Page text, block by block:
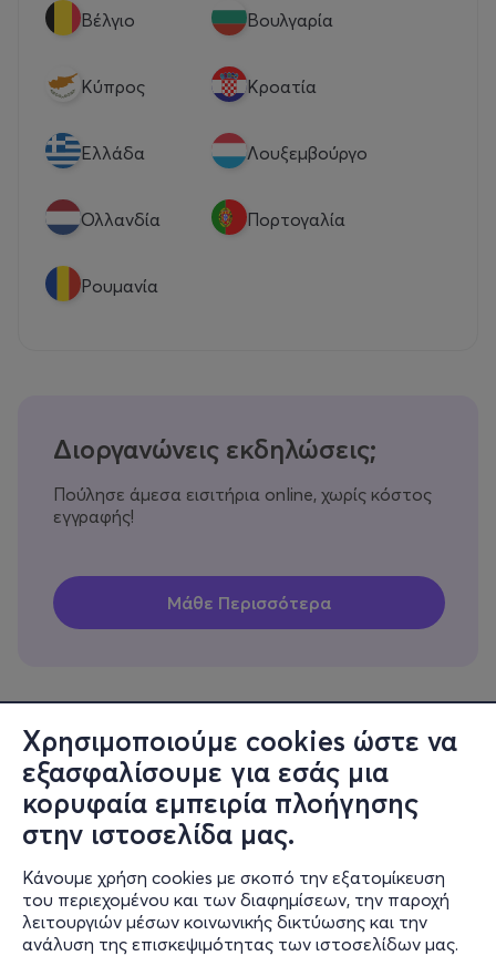
Χρησιμοποιούμε cookies ώστε να
εξασφαλίσουμε για εσάς μια
κορυφαία εμπειρία πλοήγησης
στην ιστοσελίδα μας.
Κάνουμε χρήση cookies με σκοπό την εξατομίκευση
του περιεχομένου και των διαφημίσεων, την παροχή
λειτουργιών μέσων κοινωνικής δικτύωσης και την
ανάλυση της επισκεψιμότητας των ιστοσελίδων μας.
Βέλγιο Βουλγαρία
Κύπρος Κροατία
Eλλάδα Λουξεμβούργο
Ολλανδία Πορτογαλία
Ρουμανία
Διοργανώνεις εκδηλώσεις;
Πούλησε άμεσα εισιτήρια online, χωρίς κόστος
εγγραφής!
Πληροφορίες
Υποστήριξη
Stay Connected